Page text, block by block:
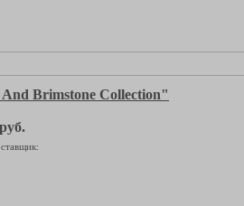
Brimstone Collection"